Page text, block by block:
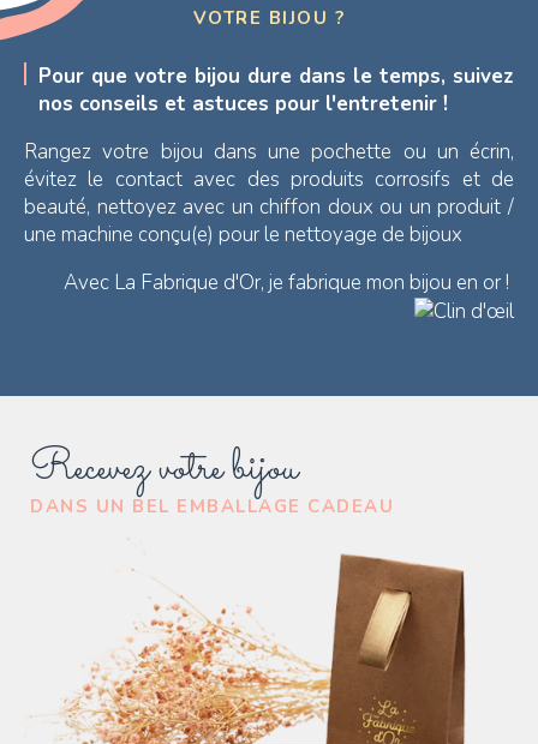
Recevez votre bijou
DANS UN BEL EMBALLAGE CADEAU
VOTRE BIJOU ?
Pour que votre bijou dure dans le temps, suivez
nos conseils et astuces pour l'entretenir !
Rangez votre bijou dans une pochette ou un écrin,
évitez le contact avec des produits corrosifs et de
beauté, nettoyez avec un chiffon doux ou un produit /
une machine conçu(e) pour le nettoyage de bijoux
Avec La Fabrique d'Or, je fabrique mon bijou en or !